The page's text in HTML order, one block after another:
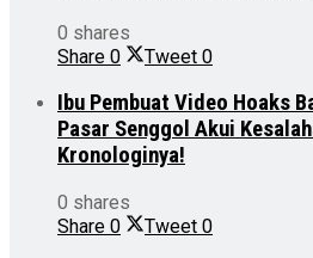
0 shares
Share 0 Tweet 0
Ibu Pembuat Video Hoaks
Pasar Senggol Akui
Kronologinya!
0 shares
Share 0 Tweet 0